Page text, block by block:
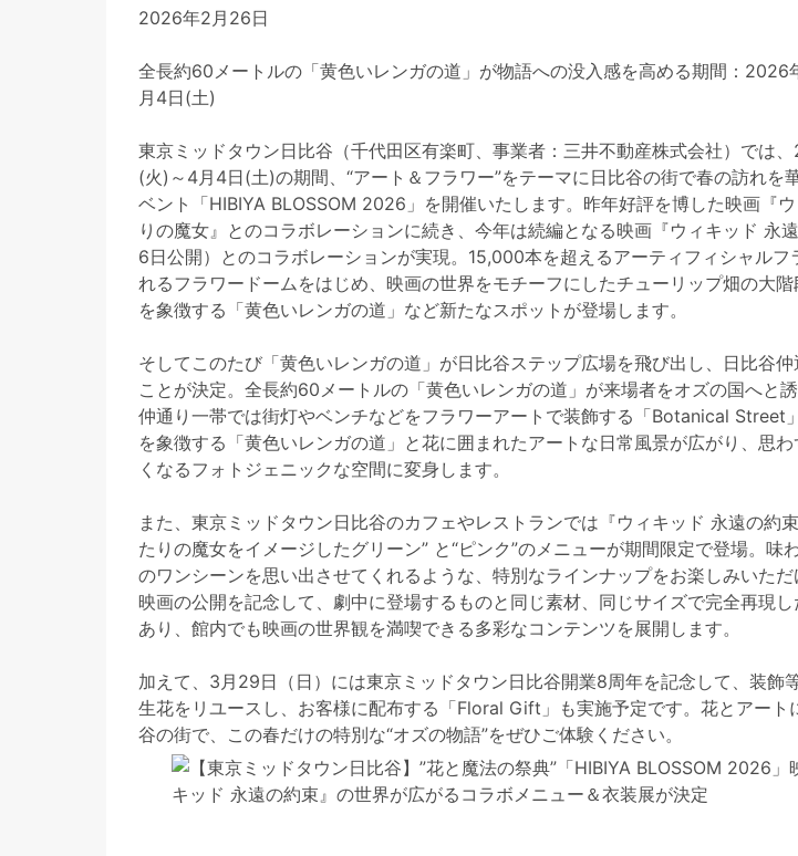
2026年2月26日
全長約60メートルの「黄色いレンガの道」が物語への没入感を高める期間：
月4日(土)
東京ミッドタウン日比谷（千代田区有楽町、事業者：三井不動産株式会社）では
(火)～4月4日(土)の期間、“アート＆フラワー”をテーマに日比谷の街で春の訪れを
ベント「HIBIYA BLOSSOM 2026」を開催いたします。昨年好評を博した映画『
りの魔女』とのコラボレーションに続き、今年は続編となる映画『ウィキッド 永
6日公開）とのコラボレーションが実現。15,000本を超えるアーティフィシャルフ
れるフラワードームをはじめ、映画の世界をモチーフにしたチューリップ畑の大
を象徴する「黄色いレンガの道」など新たなスポットが登場します。
そしてこのたび「黄色いレンガの道」が日比谷ステップ広場を飛び出し、日比谷
ことが決定。全長約60メートルの「黄色いレンガの道」が来場者をオズの国へと
仲通り一帯では街灯やベンチなどをフラワーアートで装飾する「Botanical Street
を象徴する「黄色いレンガの道」と花に囲まれたアートな日常風景が広がり、思
くなるフォトジェニックな空間に変身します。
また、東京ミッドタウン日比谷のカフェやレストランでは『ウィキッド 永遠の約
たりの魔女をイメージしたグリーン” と“ピンク”のメニューが期間限定で登場。味
のワンシーンを思い出させてくれるような、特別なラインナップをお楽しみいた
映画の公開を記念して、劇中に登場するものと同じ素材、同じサイズで完全再現
あり、館内でも映画の世界観を満喫できる多彩なコンテンツを展開します。
加えて、3月29日（日）には東京ミッドタウン日比谷開業8周年を記念して、装飾
生花をリユースし、お客様に配布する「Floral Gift」も実施予定です。花とアート
谷の街で、この春だけの特別な“オズの物語”をぜひご体験ください。